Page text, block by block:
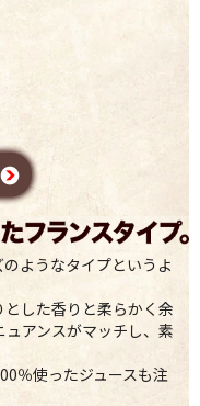
ようなタイプというよ
した香りと柔らかく余
アンスがマッチし、素
％使ったジュースも注